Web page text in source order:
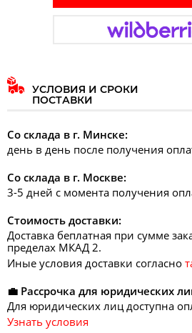
УСЛОВИЯ И СРОКИ
ПОСТАВКИ
Со склада в г. Минске:
день в день после получения
Со склада в г. Москве:
3-5 дней с момента получения
Стоимость доставки:
Доставка беплатная при сумме
пределах МКАД 2.
Иные условия доставки согласно
💼 Рассрочка для юридических
Для юридических лиц доступна
Узнать условия